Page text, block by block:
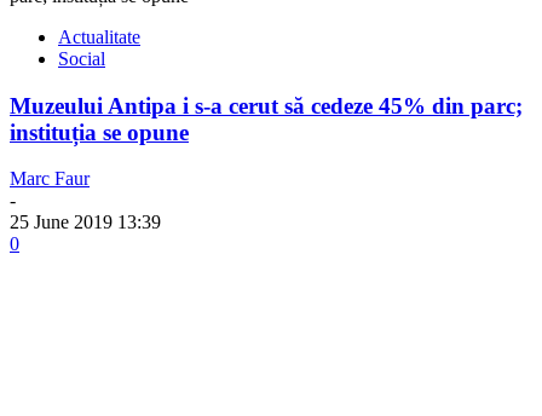
Actualitate
Social
Muzeului Antipa i s-a cerut să cedeze 45% din parc;
instituția se opune
Marc Faur
-
25 June 2019 13:39
0